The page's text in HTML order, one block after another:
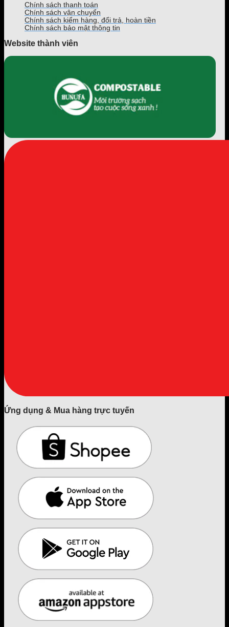
Chính sách thanh toán
Chính sách vận chuyển
Chính sách kiểm hàng, đổi trả, hoàn tiền
Chính sách bảo mật thông tin
Website thành viên
Ứng dụng & Mua hàng trực tuyến